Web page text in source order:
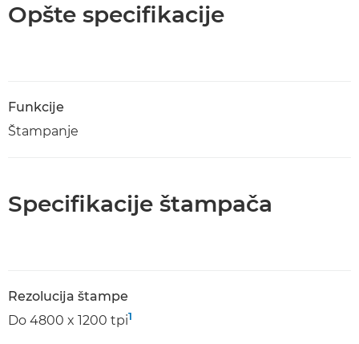
Opšte specifikacije
Funkcije
Štampanje
Specifikacije štampača
Rezolucija štampe
Do 4800 x 1200 tpi1